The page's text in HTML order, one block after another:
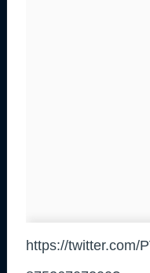
https://twitter.com/